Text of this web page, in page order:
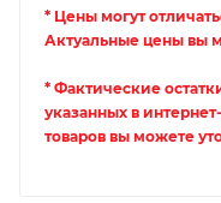
* Цены могут
Актуальные цены вы
* Фактические
указанных в
товаров вы можете